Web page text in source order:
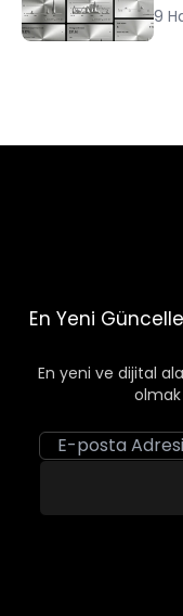
9
En Yeni
En yeni ve dijital
Email address